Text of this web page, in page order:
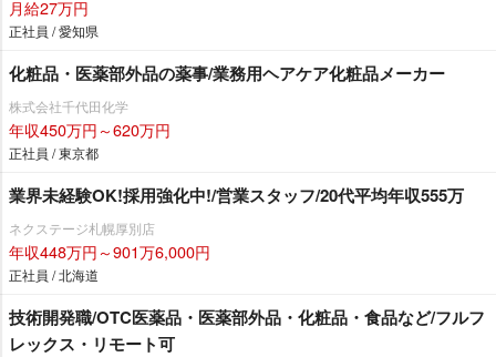
月給27万円
正社員 / 愛知県
化粧品・医薬部外品の薬事/業務用ヘアケア化粧品メーカー
株式会社千代田化学
年収450万円～620万円
正社員 / 東京都
業界未経験OK!採用強化中!/営業スタッフ/20代平均年収555万
ネクステージ札幌厚別店
年収448万円～901万6,000円
正社員 / 北海道
技術開発職/OTC医薬品・医薬部外品・化粧品・食品など/フルフ
レックス・リモート可